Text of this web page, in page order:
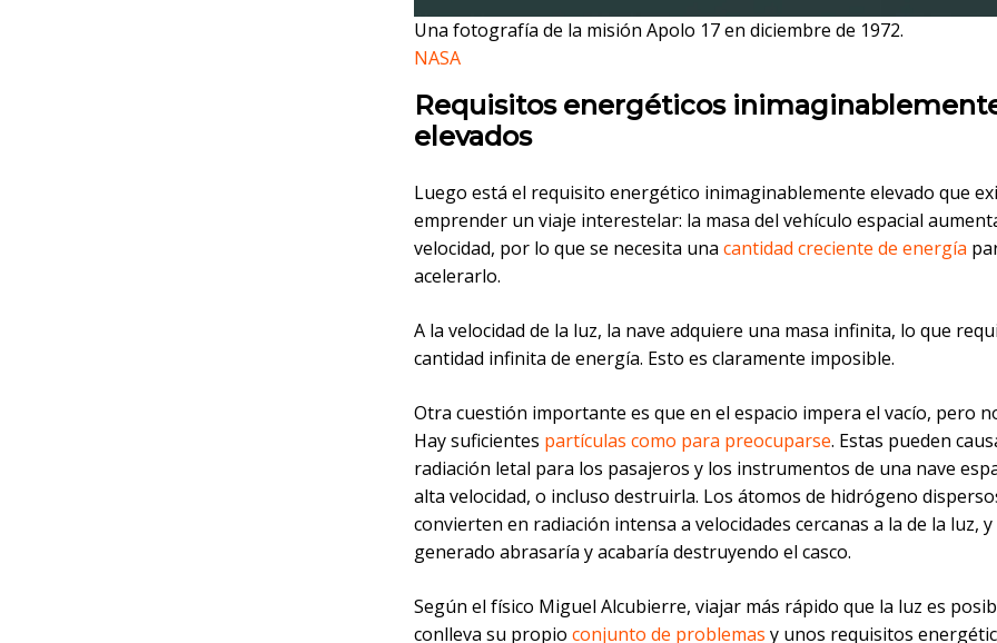
Una fotografía de la misión Apolo 17 en diciembre de 1972.
NASA
Requisitos energéticos
elevados
Luego está el requisito energético inimaginablemente elevado que
emprender un viaje interestelar: la masa del vehículo espacial
velocidad, por lo que se necesita una cantidad creciente de energía
acelerarlo.
A la velocidad de la luz, la nave adquiere una masa infinita, lo que
cantidad infinita de energía. Esto es claramente imposible.
Otra cuestión importante es que en el espacio impera el vacío, pero
Hay suficientes partículas como para preocuparse. Estas pueden
radiación letal para los pasajeros y los instrumentos de una nave
alta velocidad, o incluso destruirla. Los átomos de hidrógeno
convierten en radiación intensa a velocidades cercanas a la de la luz,
generado abrasaría y acabaría destruyendo el casco.
Según el físico Miguel Alcubierre, viajar más rápido que la luz es
conlleva su propio conjunto de problemas y unos requisitos